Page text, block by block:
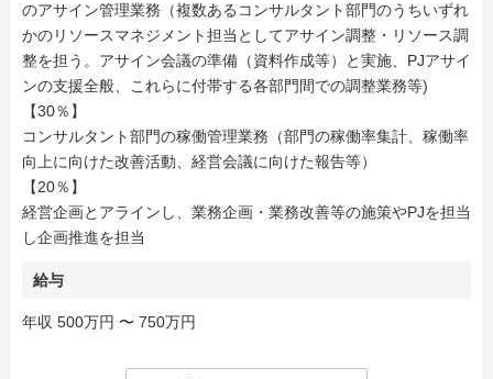
のアサイン管理業務（複数あるコンサルタント部門のうちいずれ
かのリソースマネジメント担当としてアサイン調整・リソース調
整を担う。アサイン会議の準備（資料作成等）と実施、PJアサイ
ンの支援全般、これらに付帯する各部門間での調整業務等)
【30％】
コンサルタント部門の稼働管理業務（部門の稼働率集計、稼働率
向上に向けた改善活動、経営会議に向けた報告等）
【20％】
経営企画とアラインし、業務企画・業務改善等の施策やPJを担当
し企画推進を担当
給与
年収 500万円 〜 750万円